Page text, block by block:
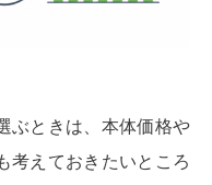
ぶときは、本体価格や
考えておきたいところ